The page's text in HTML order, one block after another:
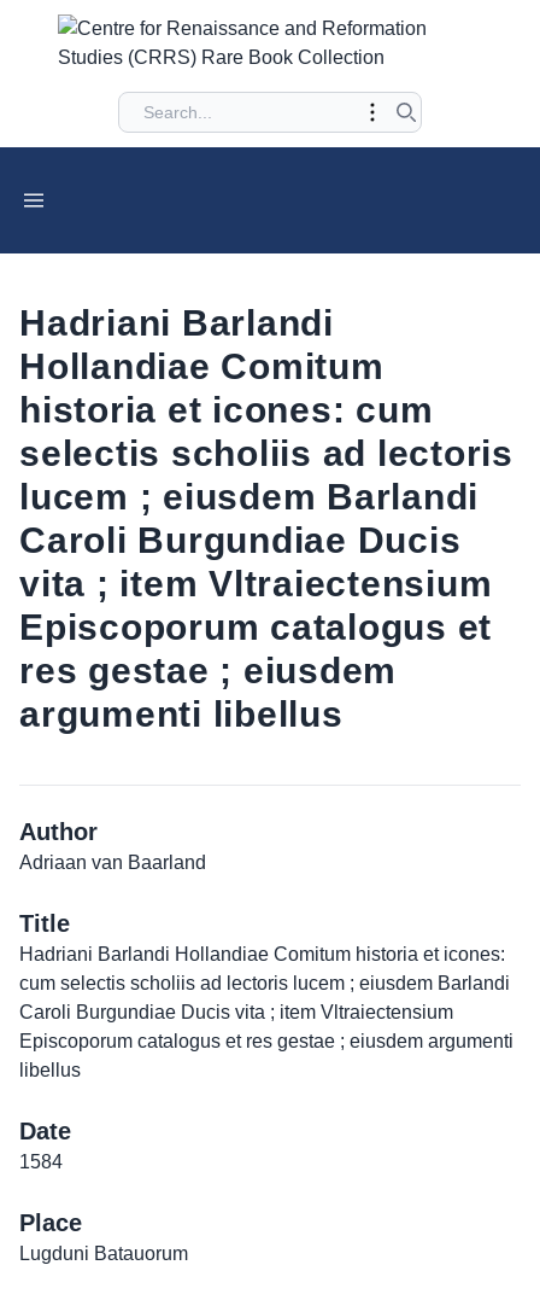
Hadriani Barlandi
Hollandiae Comitum
historia et icones: cum
selectis scholiis ad lectoris
lucem ; eiusdem Barlandi
Caroli Burgundiae Ducis
vita ; item Vltraiectensium
Episcoporum catalogus et
res gestae ; eiusdem
argumenti libellus
Author
Adriaan van Baarland
Title
Hadriani Barlandi Hollandiae Comitum historia et icones:
cum selectis scholiis ad lectoris lucem ; eiusdem Barlandi
Caroli Burgundiae Ducis vita ; item Vltraiectensium
Episcoporum catalogus et res gestae ; eiusdem argumenti
libellus
Date
1584
Place
Lugduni Batauorum